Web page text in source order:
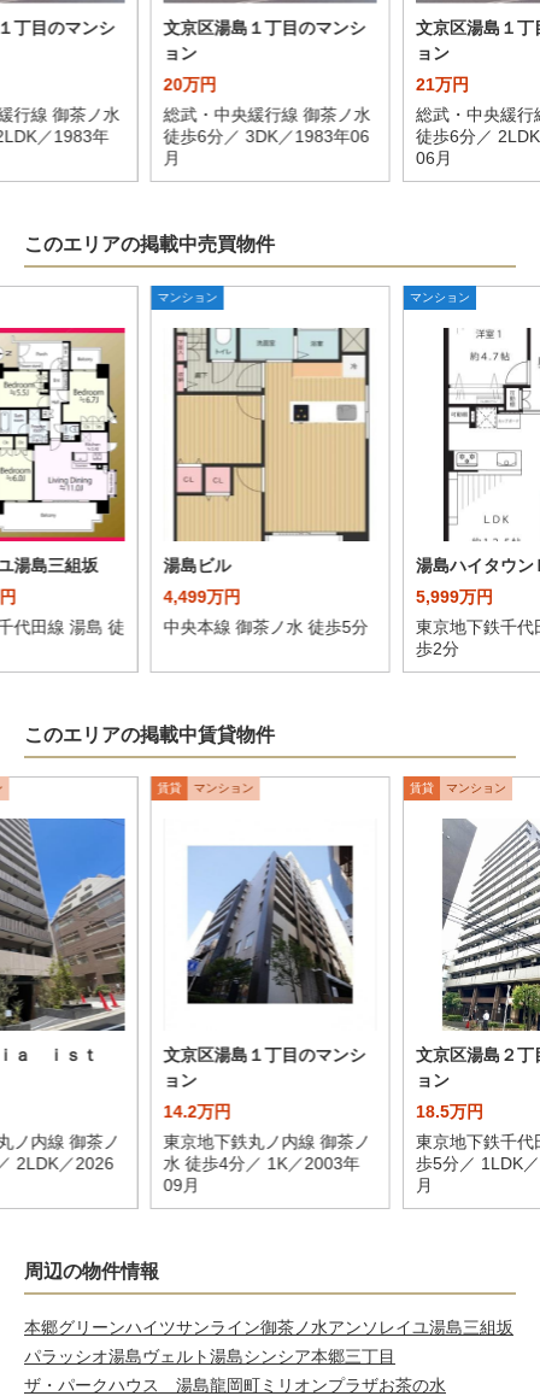
丁目のマンシ
行線 御茶ノ水
／1983年
文京区湯島１丁目のマンシ
ョン
20万円
総武・中央緩行線 御茶ノ水
徒歩6分／ 3DK／1983年06
月
文京区湯島１丁
ョン
21万円
総武・中央緩行
徒歩6分／
06月
このエリアの掲載中売買物件
湯島三組坂
代田線 湯島 徒
マンション
湯島ビル
4,499万円
中央本線 御茶ノ水 徒歩5分
マンション
湯島ハイタウン
5,999万円
東京地下鉄千代
歩2分
このエリアの掲載中賃貸物件
ｉａ ｉｓｔ
ノ内線 御茶ノ
2LDK／2026
賃貸 マンション
文京区湯島１丁目のマンシ
ョン
14.2万円
東京地下鉄丸ノ内線 御茶ノ
水 徒歩4分／ 1K／2003年
09月
賃貸 マンション
文京区湯島２丁
ョン
18.5万円
東京地下鉄千代
歩5分／ 1LDK
月
周辺の物件情報
本郷グリーンハイツサンライン御茶ノ水アンソレイユ湯島三組坂
パラッシオ湯島ヴェルト湯島シンシア本郷三丁目
ザ・パークハウス 湯島龍岡町ミリオンプラザお茶の水